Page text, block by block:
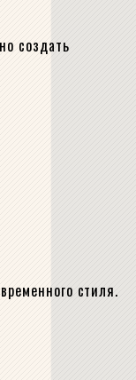
создать
стиля.